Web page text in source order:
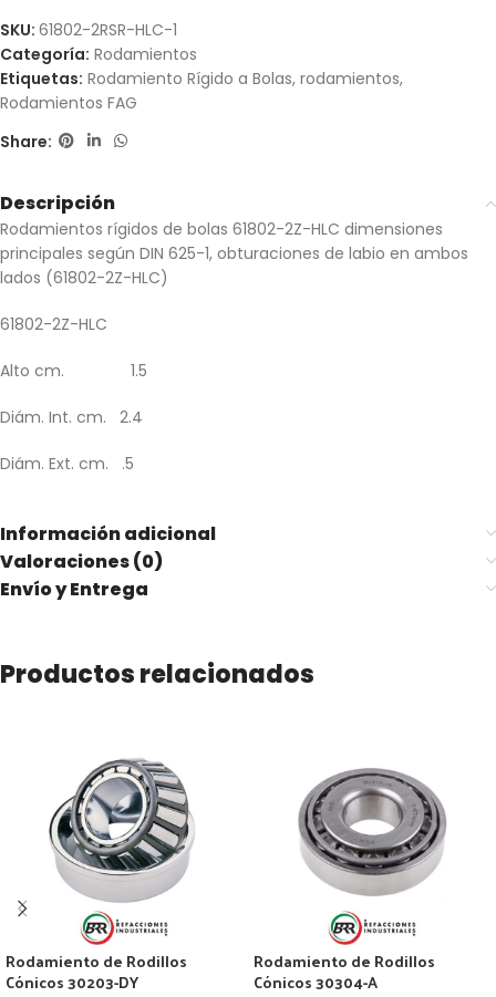
SKU: 61802-2RSR-HLC-1
Categoría: Rodamientos
Etiquetas: Rodamiento Rígido a Bolas, rodamientos,
Rodamientos FAG
Share:
Descripción
Rodamientos rígidos de bolas 61802-2Z-HLC dimensiones
principales según DIN 625-1, obturaciones de labio en ambos
lados (61802-2Z-HLC)
61802-2Z-HLC
Alto cm. 1.5
Diám. Int. cm. 2.4
Diám. Ext. cm. .5
Información adicional
Valoraciones (0)
Envío y Entrega
Productos relacionados
Rodamiento de Rodillos
Cónicos 30203-DY
Rodamiento de Rodillos
Cónicos 30304-A